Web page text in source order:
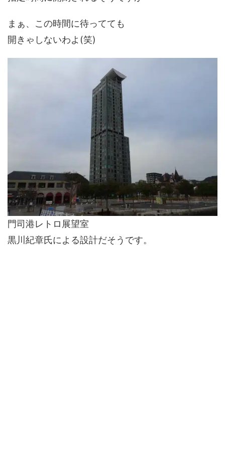
まぁ、この時間に待ってても
開きゃしないわよ(笑)
門司港レトロ展望室
黒川紀章氏による設計だそうです。